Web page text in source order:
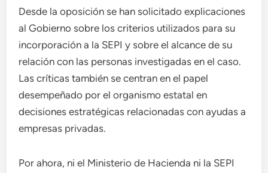
Desde la oposición se han solicitado explicaciones
al Gobierno sobre los criterios utilizados para su
incorporación a la SEPI y sobre el alcance de su
relación con las personas investigadas en el caso.
Las críticas también se centran en el papel
desempeñado por el organismo estatal en
decisiones estratégicas relacionadas con ayudas a
empresas privadas.
Por ahora, ni el Ministerio de Hacienda ni la SEPI